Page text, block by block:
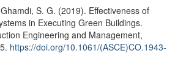
S. G. (2019). Effectiveness of
in Executing Green Buildings.
Engineering and Management,
https://doi.org/10.1061/(ASCE)CO.1943-